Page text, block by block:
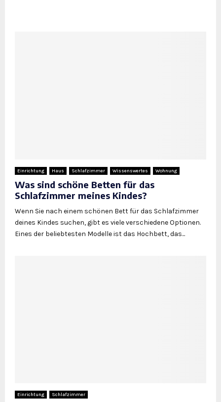
Einrichtung Haus Schlafzimmer Wissenswertes Wohnung
Was sind schöne Betten für das
Schlafzimmer meines Kindes?
Wenn Sie nach einem schönen Bett für das Schlafzimmer
deines Kindes suchen, gibt es viele verschiedene Optionen.
Eines der beliebtesten Modelle ist das Hochbett, das...
Einrichtung Schlafzimmer